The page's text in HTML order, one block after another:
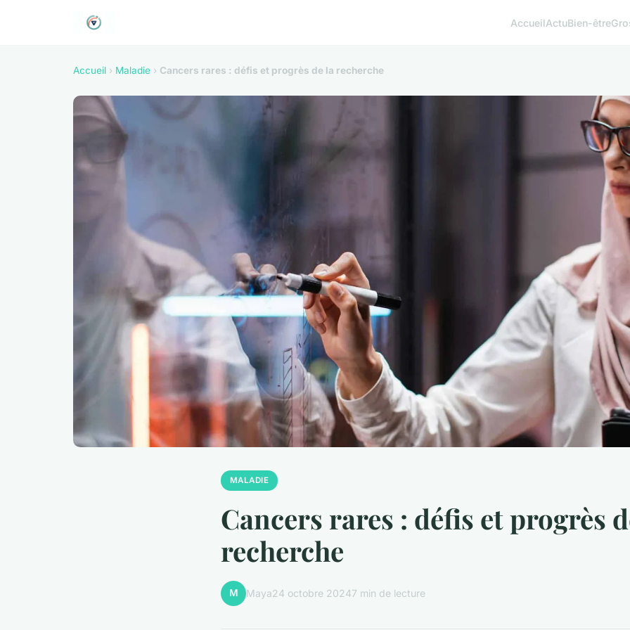
AccueilActuBien-être
Accueil › Maladie › Cancers rares : défis et progrès de la recherche
MALADIE
Cancers rares : défis et progrès
recherche
M Maya24 octobre 20247 min de lecture